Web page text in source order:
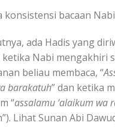
konsistensi bacaan
ada Hadis yang
ketika Nabi mengakhiri
beliau membaca, “
barakatuh” dan ketika
“assalamu ‘alaikum wa
Lihat Sunan Abi